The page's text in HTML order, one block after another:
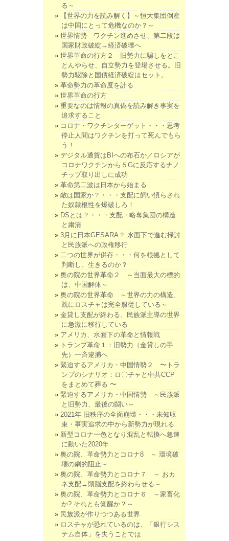
る～
【世界の力を読み解く】～恒大集団倒産
は中国にとって危機なのか？～
世界情勢 ワクチン進めさせ、第二段は
国家財政破綻→経済破壊へ
世界革命の行方２ 旧勢力に騙しをとこ
とんやらせ、自立勢力を登場させる。旧
勢力駆除と国債経済破綻はセット。
革命勢力の革命度を計る
世界革命の行方
重要なのは情報の真偽を読み解き事実を
追求すること
コロナ・ワクチンターゲット・・・思考
停止人間はワクチンを打って死んでもら
う！
デジタル通貨はBIへの布石か／ロシアが
コロナワクチンから５Gに反応するナノ
チップ取り出しに成功
革命第二波は日本から始まる
敵は国家か？・・・支配に飼い慣らされ
た奴隷根性を爆破しろ！
DSとは？・・・支配・略奪集団の構造
と粛清
3月に日本GESARA？ 水面下で進む掃討
と民族派への政権移行
二つの世界が併存・・・何を根拠として
判断し、生きるのか？
奥の院の世界革命２ ～当面最大の標的
は、中国解体～
奥の院の世界革命 ～世界の力の構造、
既にロスチャは完全服従している～
金貸し支配が終わる、民族派主導の世界
に急激に移行している
アメリカ、水面下の革命と情報戦
トランプ革命１：旧勢力（金貸しの手
先）一斉逮捕へ
緊迫するアメリカ・中国情勢２ 〜トラ
ンプのシナリオ：ロ〇チャと中共CCP
をまとめて葬る 〜
緊迫するアメリカ・中国情勢 ～民族派
と旧勢力、最後の闘い～
2021年 旧秩序の全面崩壊・・・未知収
束・事実追求の中から新勢力が現れる
新型コロナ一色となり混乱と転換へ急速
に動いた2020年
奥の院、革命勢力とコロナ8 ～ 環境破
壊の劇的阻止～
奥の院、革命勢力とコロナ７ ～ おカ
ネ支配→頭脳支配を終わらせる～
奥の院、革命勢力とコロナ６ ～家畜化
か? それとも覚醒か？～
民族派が作りつつある世界
ロスチャが恐れているのは、「銀行シス
テム自体」を失うことでは